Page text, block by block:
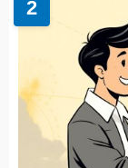
2